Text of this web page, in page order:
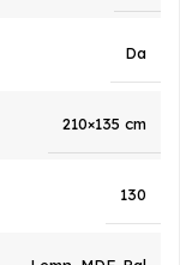
Da
210×135 cm
130